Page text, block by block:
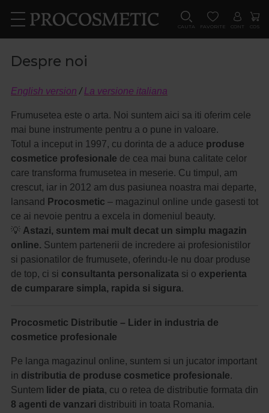
CAUTA FAVORITE CONT COS
Despre noi
English version /La versione italiana
Frumusetea este o arta. Noi suntem aici sa iti oferim cele
mai bune instrumente pentru a o pune in valoare.
Totul a inceput in 1997, cu dorinta de a aduce produse
cosmetice profesionale de cea mai buna calitate celor
care transforma frumusetea in meserie. Cu timpul, am
crescut, iar in 2012 am dus pasiunea noastra mai departe,
lansand Procosmetic – magazinul online unde gasesti tot
ce ai nevoie pentru a excela in domeniul beauty.
💡 Astazi, suntem mai mult decat un simplu magazin
online. Suntem partenerii de incredere ai profesionistilor
si pasionatilor de frumusete, oferindu-le nu doar produse
de top, ci si consultanta personalizata si o experienta
de cumparare simpla, rapida si sigura.
Procosmetic Distributie – Lider in industria de
cosmetice profesionale
Pe langa magazinul online, suntem si un jucator important
in distributia de produse cosmetice profesionale.
Suntem lider de piata, cu o retea de distributie formata din
8 agenti de vanzari distribuiti in toata Romania.